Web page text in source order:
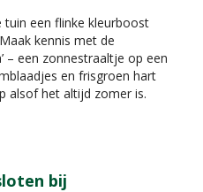
tuin een flinke kleurboost
kennis met de
– een zonnestraaltje op een
en frisgroen hart
alsof het altijd zomer is.
bij